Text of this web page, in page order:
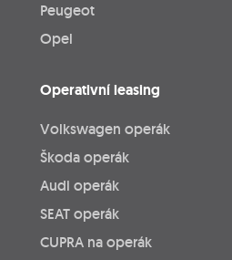
Peugeot
Opel
Operativní leasing
Volkswagen operák
Škoda operák
Audi operák
SEAT operák
CUPRA na operák